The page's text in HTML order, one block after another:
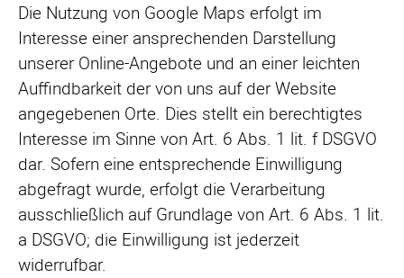
Die Nutzung von Google Maps erfolgt im
Interesse einer ansprechenden Darstellung
unserer Online-Angebote und an einer leichten
Auffindbarkeit der von uns auf der Website
angegebenen Orte. Dies stellt ein berechtigtes
Interesse im Sinne von Art. 6 Abs. 1 lit. f DSGVO
dar. Sofern eine entsprechende Einwilligung
abgefragt wurde, erfolgt die Verarbeitung
ausschließlich auf Grundlage von Art. 6 Abs. 1 lit.
a DSGVO; die Einwilligung ist jederzeit
widerrufbar.